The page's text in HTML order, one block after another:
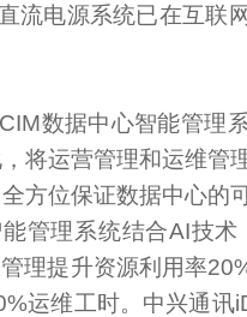
流电源系统已在互联
数据中心智能管理
将运营管理和运维管
方位保证数据中心的
管理系统结合AI技术
理提升资源利用率
运维工时。中兴通讯